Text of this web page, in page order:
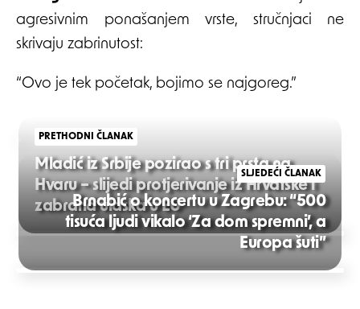
agresivnim ponašanjem vrste, stručnjaci ne
skrivaju zabrinutost:
“Ovo je tek početak, bojimo se najgoreg.”
Post
navigation
PRETHODNI ČLANAK
Mladić iz Srbije pozirao s tri prsta na
Hvaru – slijedi protjerivanje iz Hrvatske i
zabrana ulaska u EU
SLJEDEĆI ČLANAK
Brnabić o koncertu u Zagrebu: “500
tisuća ljudi vikalo ‘Za dom spremni’, a
Europa šuti”